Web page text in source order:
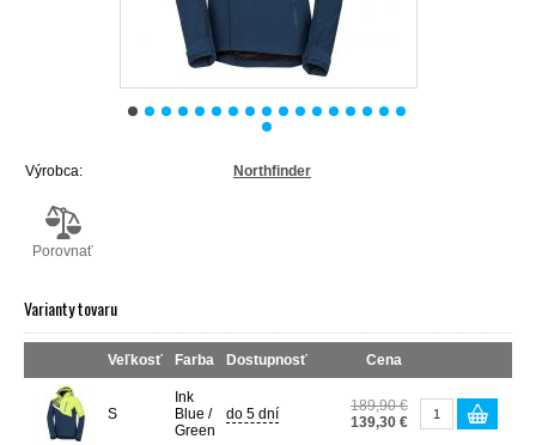
Výrobca: Northfinder
Porovnať
Varianty tovaru
Veľkosť Farba Dostupnosť Cena
S
Ink
Blue /
Green
do 5 dní
189,90 €
139,30 €